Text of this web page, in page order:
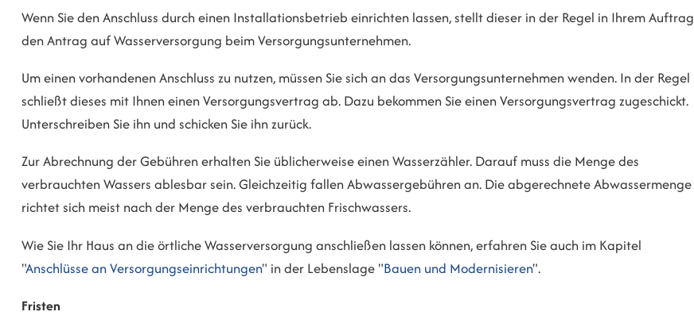
Wenn Sie den Anschluss durch einen Installationsbetrieb einrichten lassen, stellt dieser in der Regel in Ihrem Auftrag
den Antrag auf Wasserversorgung beim Versorgungsunternehmen.
Um einen vorhandenen Anschluss zu nutzen, müssen Sie sich an das Versorgungsunternehmen wenden. In der Regel
schließt dieses mit Ihnen einen Versorgungsvertrag ab. Dazu bekommen Sie einen Versorgungsvertrag zugeschickt.
Unterschreiben Sie ihn und schicken Sie ihn zurück.
Zur Abrechnung der Gebühren erhalten Sie üblicherweise einen Wasserzähler. Darauf muss die Menge des
verbrauchten Wassers ablesbar sein. Gleichzeitig fallen Abwassergebühren an. Die abgerechnete Abwassermenge
richtet sich meist nach der Menge des verbrauchten Frischwassers.
Wie Sie Ihr Haus an die örtliche Wasserversorgung anschließen lassen können, erfahren Sie auch im Kapitel
"Anschlüsse an Versorgungseinrichtungen" in der Lebenslage "Bauen und Modernisieren".
Fristen